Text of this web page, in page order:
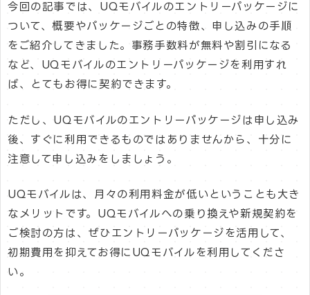
今回の記事では、UQモバイルのエントリーパッケージに
ついて、概要やパッケージごとの特徴、申し込みの手順
をご紹介してきました。事務手数料が無料や割引になる
など、UQモバイルのエントリーパッケージを利用すれ
ば、とてもお得に契約できます。
ただし、UQモバイルのエントリーパッケージは申し込み
後、すぐに利用できるものではありませんから、十分に
注意して申し込みをしましょう。
UQモバイルは、月々の利用料金が低いということも大き
なメリットです。UQモバイルへの乗り換えや新規契約を
ご検討の方は、ぜひエントリーパッケージを活用して、
初期費用を抑えてお得にUQモバイルを利用してくださ
い。